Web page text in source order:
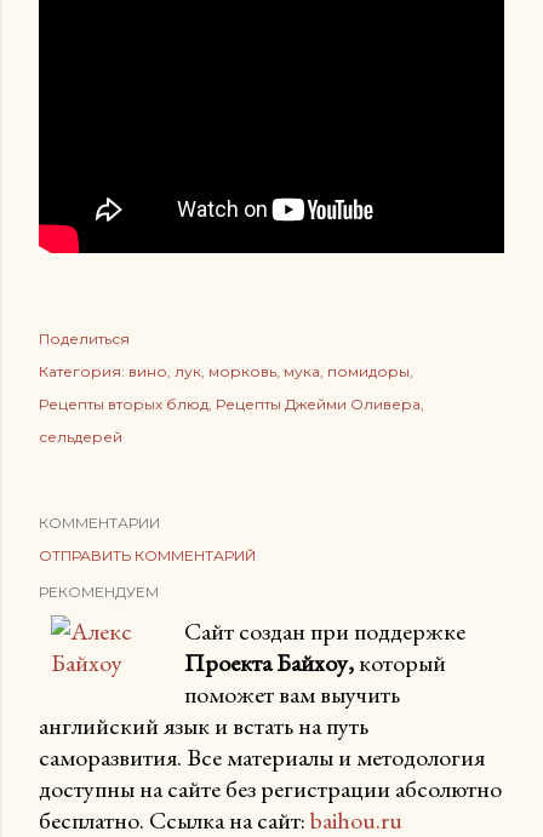
Поделиться
Категория: вино лук морковь мука помидоры
Рецепты вторых блюд Рецепты Джейми Оливера
сельдерей
КОММЕНТАРИИ
ОТПРАВИТЬ КОММЕНТАРИЙ
РЕКОМЕНДУЕМ
Сайт создан при поддержке
Проекта Байхоу,который
поможет вам выучить
английский язык и встать на путь
саморазвития. Все материалы и методология
доступны на сайте без регистрации абсолютно
бесплатно. Ссылка на сайт:baihou.ru